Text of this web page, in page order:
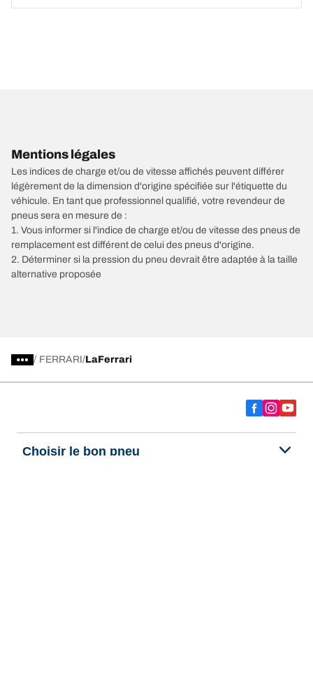
Mentions légales
Les indices de charge et/ou de vitesse affichés peuvent différer
légèrement de la dimension d'origine spécifiée sur l'étiquette du
véhicule. En tant que professionnel qualifié, votre revendeur de
pneus sera en mesure de :
1. Vous informer si l'indice de charge et/ou de vitesse des pneus de
remplacement est différent de celui des pneus d'origine.
2. Déterminer si la pression du pneu devrait être adaptée à la taille
alternative proposée
/ FERRARI LaFerrari
Choisir le bon pneu